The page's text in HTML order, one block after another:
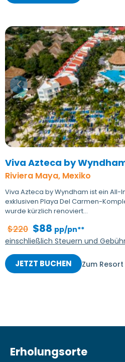
Viva Azteca by
Riviera Maya, Mexiko
Viva Azteca by Wyndham ist ein
exklusiven Playa Del Carmen-
wurde kürzlich renoviert...
$220 $88 pp/pn**
einschließlich Steuern und
JETZT BUCHEN Zum Resort
Erholungsorte